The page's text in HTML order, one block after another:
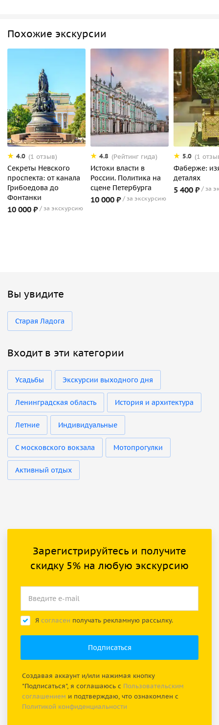
Похожие экскурсии
4.0 (1 отзыв)
Секреты Невского
проспекта: от канала
Грибоедова до
Фонтанки
10 000 ₽ за экскурсию
4.8 (Рейтинг гида)
Истоки власти в
России. Политика на
сцене Петербурга
10 000 ₽ за экскурсию
5.0 (1
Фаберже:
деталях
5 400 ₽ за
Вы увидите
Старая Ладога
Входит в эти категории
Усадьбы Экскурсии выходного дня
Ленинградская область История и архитектура
Летние Индивидуальные
С московского вокзала Мотопрогулки
Активный отдых
Зарегистрируйтесь и получите
скидку 5% на любую экскурсию
Я согласен получать рекламную рассылку.
Создавая аккаунт и/или нажимая кнопку
"Подписаться", я соглашаюсь с Пользовательским
соглашением и подтверждаю, что ознакомлен с
Политикой конфиденциальности